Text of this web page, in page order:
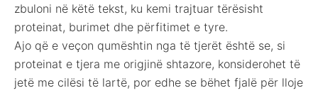
zbuloni në këtë tekst, ku kemi trajtuar tërësisht
proteinat, burimet dhe përfitimet e tyre.
Ajo që e veçon qumështin nga të tjerët është se, si
proteinat e tjera me origjinë shtazore, konsiderohet të
jetë me cilësi të lartë, por edhe se bëhet fjalë për lloje